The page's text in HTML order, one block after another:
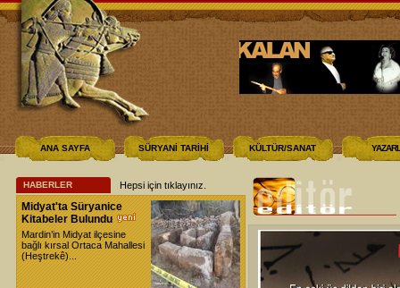
ANA SAYFA SÜRYANİ TARİHİ KÜLTÜR/SANAT
HABERLER Hepsi için tıklayınız
Midyat'ta Süryanice
Kitabeler Bulundu
Mardin’in Midyat ilçesine
bağlı kırsal Ortaca Mahallesi
(Heştrekê)...